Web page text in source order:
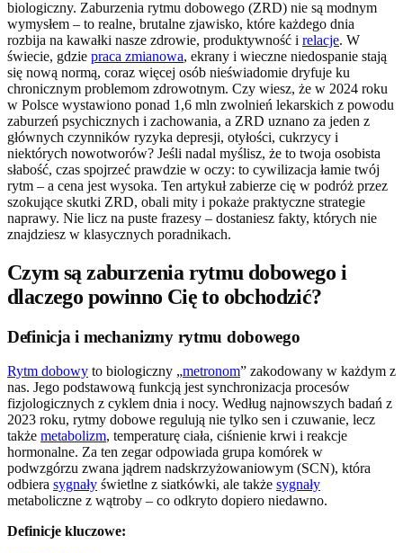
biologiczny. Zaburzenia rytmu dobowego (ZRD) nie są modnym
wymysłem – to realne, brutalne zjawisko, które każdego dnia
rozbija na kawałki nasze zdrowie, produktywność i relacje. W
świecie, gdzie praca zmianowa, ekrany i wieczne niedospanie stają
się nową normą, coraz więcej osób nieświadomie dryfuje ku
chronicznym problemom zdrowotnym. Czy wiesz, że w 2024 roku
w Polsce wystawiono ponad 1,6 mln zwolnień lekarskich z powodu
zaburzeń psychicznych i zachowania, a ZRD uznano za jeden z
głównych czynników ryzyka depresji, otyłości, cukrzycy i
niektórych nowotworów? Jeśli nadal myślisz, że to twoja osobista
słabość, czas spojrzeć prawdzie w oczy: to cywilizacja łamie twój
rytm – a cena jest wysoka. Ten artykuł zabierze cię w podróż przez
szokujące skutki ZRD, obali mity i pokaże praktyczne strategie
naprawy. Nie licz na puste frazesy – dostaniesz fakty, których nie
znajdziesz w klasycznych poradnikach.
Czym są zaburzenia rytmu dobowego i
dlaczego powinno Cię to obchodzić?
Definicja i mechanizmy rytmu dobowego
Rytm dobowy to biologiczny „metronom” zakodowany w każdym z
nas. Jego podstawową funkcją jest synchronizacja procesów
fizjologicznych z cyklem dnia i nocy. Według najnowszych badań z
2023 roku, rytmy dobowe regulują nie tylko sen i czuwanie, lecz
także metabolizm, temperaturę ciała, ciśnienie krwi i reakcje
hormonalne. Za ten zegar odpowiada grupa komórek w
podwzgórzu zwana jądrem nadskrzyżowaniowym (SCN), która
odbiera sygnały świetlne z siatkówki, ale także sygnały
metaboliczne z wątroby – co odkryto dopiero niedawno.
Definicje kluczowe: